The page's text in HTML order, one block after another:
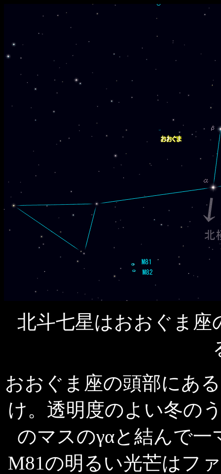
北斗七星はおおぐま
おおぐま座の頭部にあ
け。透明度のよい冬の
のマスのγαと結んで
M81の明るい光芒はフ